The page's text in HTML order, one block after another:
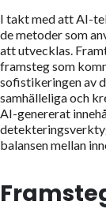
I takt med att AI-
de metoder som
att utvecklas.
framsteg som
sofistikeringen av
samhälleliga och
AI-genererat
balansen mellan